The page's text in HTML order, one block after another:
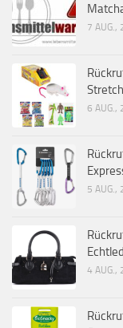
7 AUG.,
6 AUG.,
5 AUG.,
4 AUG.,